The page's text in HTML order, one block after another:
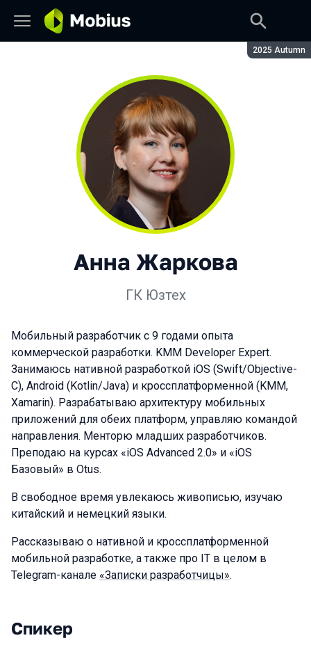
Сезон:
2025 Autumn
Анна Жаркова
ГК Юзтех
Мобильный разработчик с 9 годами опыта
коммерческой разработки. KMM Developer Expert.
Занимаюсь нативной разработкой iOS (Swift/Objective-
С), Android (Kotlin/Java) и кроссплатформенной (KMM,
Xamarin). Разрабатываю архитектуру мобильных
приложений для обеих платформ, управляю командой
направления. Менторю младших разработчиков.
Преподаю на курсах «iOS Advanced 2.0» и «iOS
Базовый» в Otus.
В свободное время увлекаюсь живописью, изучаю
китайский и немецкий языки.
Рассказываю о нативной и кроссплатформенной
мобильной разработке, а также про IT в целом в
Telegram-канале «Записки разработчицы».
Выступления в сезоне 2025 Autumn
Спикер